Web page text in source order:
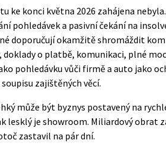
ke konci května 2026 zahájena nebyla.
pohledávek a pasivní čekání na
doporučují okamžitě shromáždit
o platbě, komunikaci, plné
pohledávku vůči firmě a auto jako
zajištěných věcí.
může být byznys postavený na
lesklý je showroom. Miliardový obrat
zastavil na pár dní.